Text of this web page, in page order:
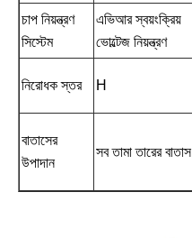
চাপ নিয়ন্ত্রণ
সিস্টেম
এভিআর স্বয়ংক্রিয়
ভোল্টেজ নিয়ন্ত্রণ
নিরোধক স্তর H
বাতাসের
উপাদান
সব তামা তারের বাতাস